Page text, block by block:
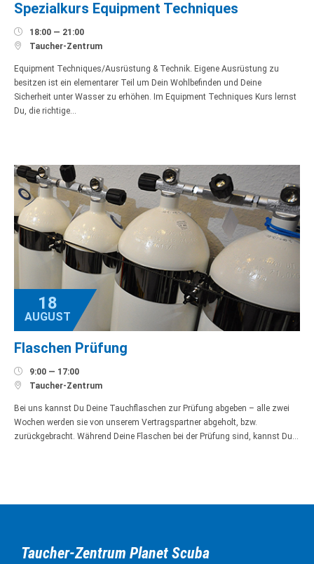
Spezialkurs Equipment Techniques
 18:00 — 21:00
 Taucher-Zentrum
Equipment Techniques/Ausrüstung & Technik. Eigene Ausrüstung zu
besitzen ist ein elementarer Teil um Dein Wohlbefinden und Deine
Sicherheit unter Wasser zu erhöhen. Im Equipment Techniques Kurs lernst
Du, die richtige…
18
AUGUST
Flaschen Prüfung
 9:00 — 17:00
 Taucher-Zentrum
Bei uns kannst Du Deine Tauchflaschen zur Prüfung abgeben – alle zwei
Wochen werden sie von unserem Vertragspartner abgeholt, bzw.
zurückgebracht. Während Deine Flaschen bei der Prüfung sind, kannst Du…
Taucher-Zentrum Planet Scuba